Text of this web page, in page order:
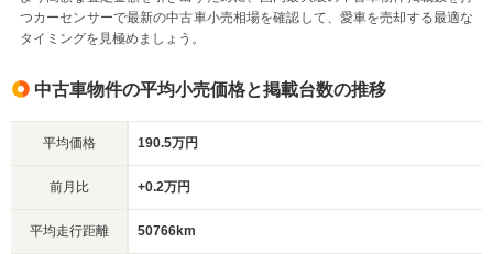
つカーセンサーで最新の中古車小売相場を確認して、愛車を売却する最適な
タイミングを見極めましょう。
中古車物件の平均小売価格と掲載台数の推移
平均価格 190.5万円
前月比 +0.2万円
平均走行距離 50766km